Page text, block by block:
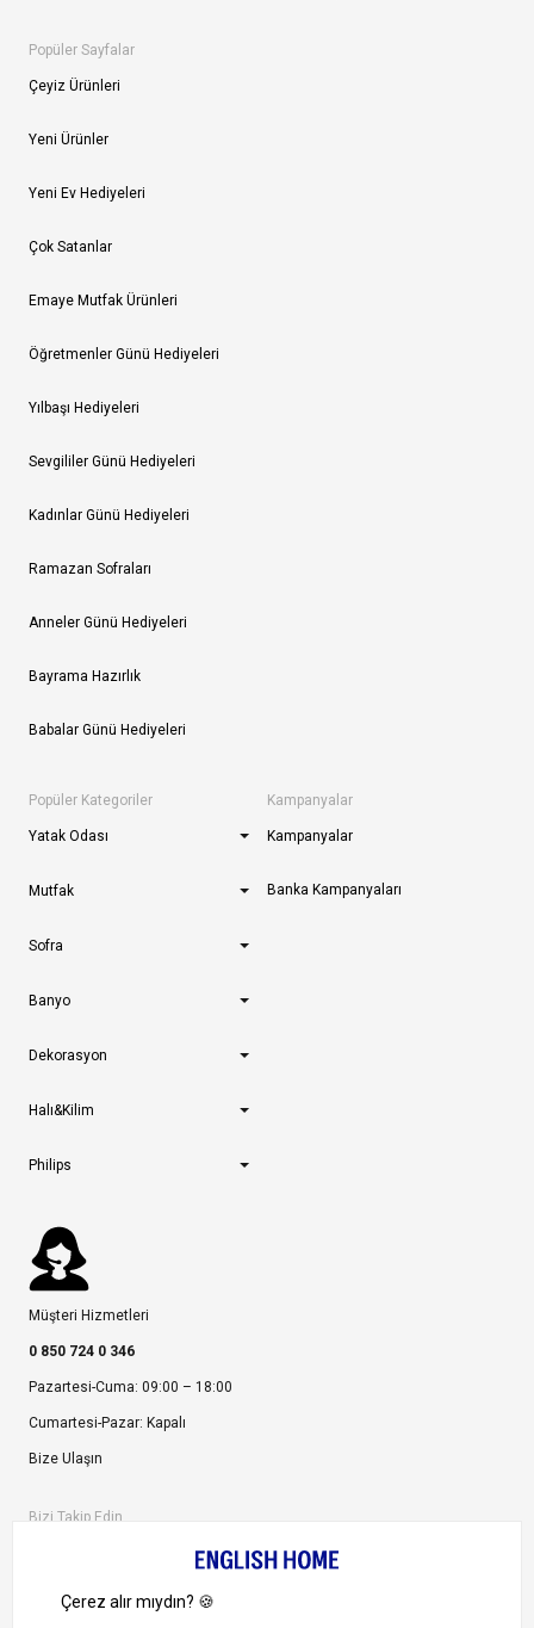
Popüler Sayfalar
Çeyiz Ürünleri
Yeni Ürünler
Yeni Ev Hediyeleri
Çok Satanlar
Emaye Mutfak Ürünleri
Öğretmenler Günü Hediyeleri
Yılbaşı Hediyeleri
Sevgililer Günü Hediyeleri
Kadınlar Günü Hediyeleri
Ramazan Sofraları
Anneler Günü Hediyeleri
Bayrama Hazırlık
Babalar Günü Hediyeleri
Popüler Kategoriler
Yatak Odası
Mutfak
Sofra
Banyo
Dekorasyon
Halı&Kilim
Philips
Kampanyalar
Kampanyalar
Banka Kampanyaları
Müşteri Hizmetleri
0 850 724 0 346
Pazartesi-Cuma: 09:00 – 18:00
Cumartesi-Pazar: Kapalı
Bize Ulaşın
Bizi Takip Edin